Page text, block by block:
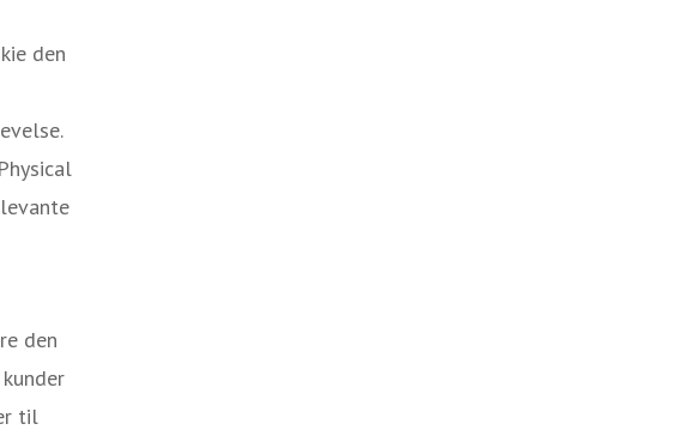
den
den
til